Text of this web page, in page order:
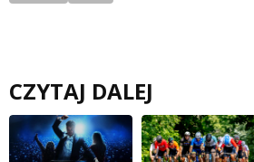
CZYTAJ DALEJ